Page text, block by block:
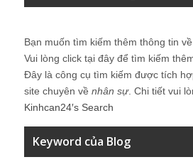
Bạn muốn tìm kiếm thêm thông tin
Vui lòng click tại đây để tìm kiếm
Đây là công cụ tìm kiếm được tích
site chuyên về nhân sự. Chi tiết vui
Kinhcan24′s Search
Keyword của Blog